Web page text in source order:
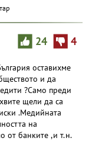
24 4
оставихме
и да
?Само преди
щели да са
.Медийната
на
от банките ,и т.н.